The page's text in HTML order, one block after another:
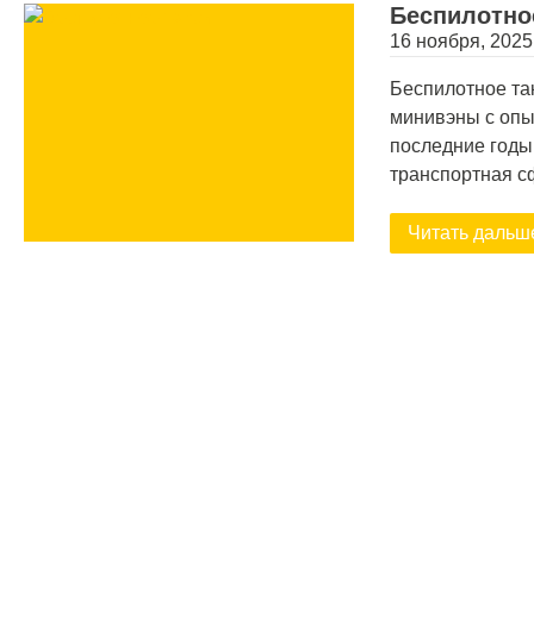
16 ноября, 2025
Беспилотное
минивэны с
последние
транспортная
Читать